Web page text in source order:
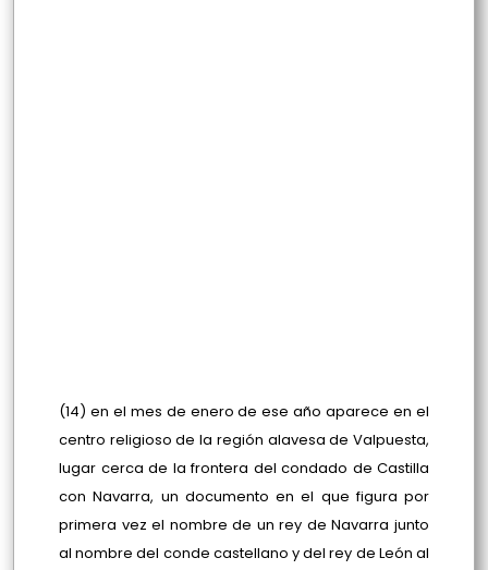
(14) en el mes de enero de ese año aparece en el
centro religioso de la región alavesa de Valpuesta,
lugar cerca de la frontera del condado de Castilla
con Navarra, un documento en el que figura por
primera vez el nombre de un rey de Navarra junto
al nombre del conde castellano y del rey de León al